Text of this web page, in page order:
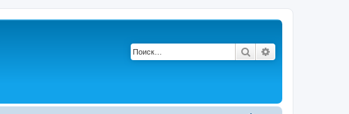
Поиск